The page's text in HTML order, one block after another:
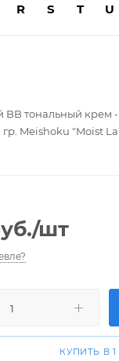
R S T U
тональный крем
гр. Meishoku "Moist
/шт
КУПИТЬ В